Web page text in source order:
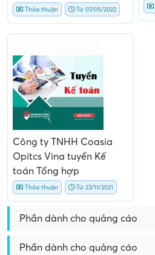
Thỏa thuận Từ 07/05/2022
Công ty TNHH Coasia
Opitcs Vina tuyển Kế
toán Tổng hợp
Thỏa thuận Từ 23/11/2021
Phần dành cho quảng cáo
Phần dành cho quảng cáo